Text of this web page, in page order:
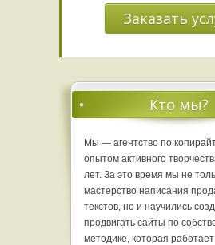
Заказать
Кто мы?
Мы — агентство по
опытом активного
лет. За это время мы не
мастерство написания
текстов, но и научились
продвигать сайты по
методике, которая